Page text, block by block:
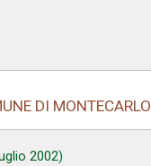
DI MONTECARLO
2002)